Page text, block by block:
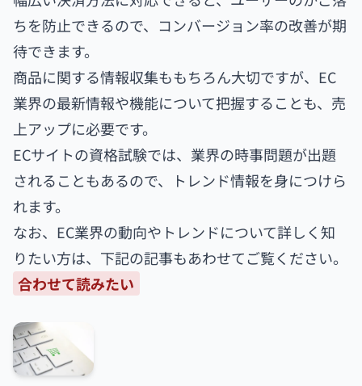
ちを防止できるので、コンバージョン率の改善が期
待できます。
商品に関する情報収集ももちろん大切ですが、EC
業界の最新情報や機能について把握することも、売
上アップに必要です。
ECサイトの資格試験では、業界の時事問題が出題
されることもあるので、トレンド情報を身につけら
れます。
なお、EC業界の動向やトレンドについて詳しく知
りたい方は、下記の記事もあわせてご覧ください。
合わせて読みたい